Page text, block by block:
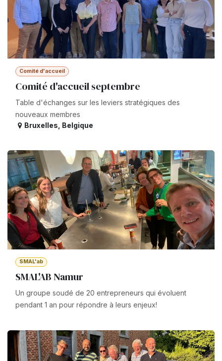
Comité d'accueil
Comité d'accueil septembre
Table d'échanges sur les leviers stratégiques des
nouveaux membres
Bruxelles Belgique
SMAL'ab
SMAL'AB Namur
Un groupe soudé de 20 entrepreneurs qui évoluent
pendant 1 an pour répondre à leurs enjeux!